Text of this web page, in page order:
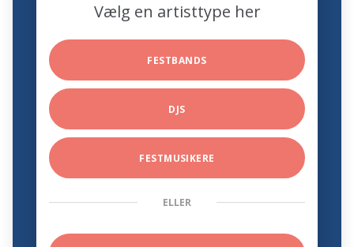
Vælg en artisttype her
FESTBANDS
DJS
FESTMUSIKERE
ELLER